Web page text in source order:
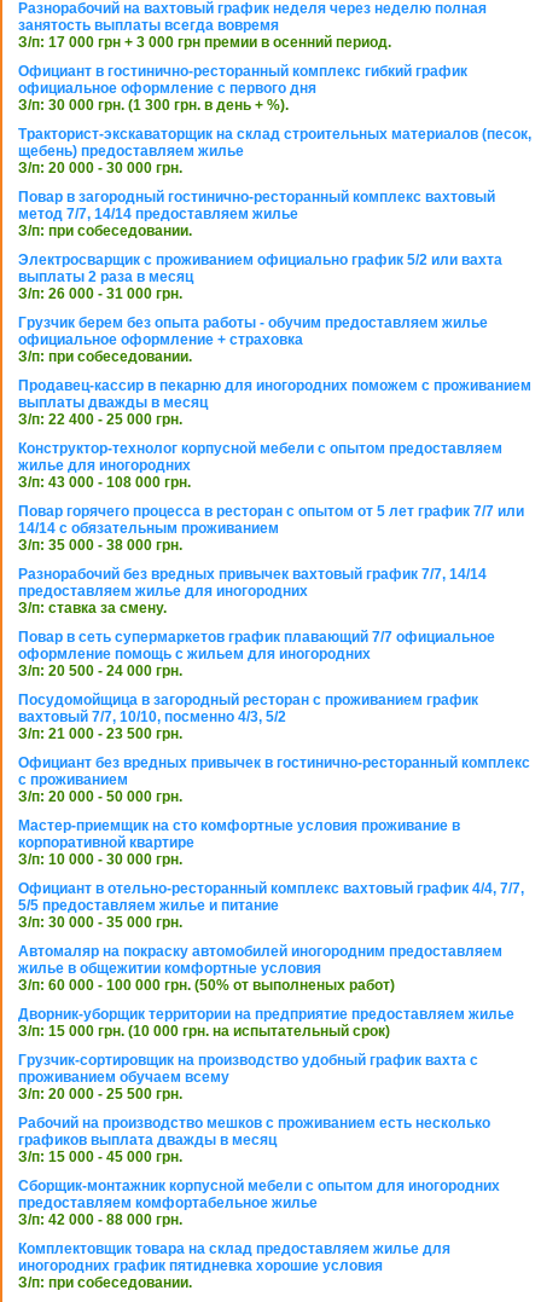
Разнорабочий на вахтовый график неделя через неделю полная
занятость выплаты всегда вовремя
З/п: 17 000 грн + 3 000 грн премии в осенний период.
Официант в гостинично-ресторанный комплекс гибкий график
официальное оформление с первого дня
З/п: 30 000 грн. (1 300 грн. в день + %).
Тракторист-экскаваторщик на склад строительных материалов (песок,
щебень) предоставляем жилье
З/п: 20 000 - 30 000 грн.
Повар в загородный гостинично-ресторанный комплекс вахтовый
метод 7/7, 14/14 предоставляем жилье
З/п: при собеседовании.
Электросварщик с проживанием официально график 5/2 или вахта
выплаты 2 раза в месяц
З/п: 26 000 - 31 000 грн.
Грузчик берем без опыта работы - обучим предоставляем жилье
официальное оформление + страховка
З/п: при собеседовании.
Продавец-кассир в пекарню для иногородних поможем с проживанием
выплаты дважды в месяц
З/п: 22 400 - 25 000 грн.
Конструктор-технолог корпусной мебели с опытом предоставляем
жилье для иногородних
З/п: 43 000 - 108 000 грн.
Повар горячего процесса в ресторан с опытом от 5 лет график 7/7 или
14/14 с обязательным проживанием
З/п: 35 000 - 38 000 грн.
Разнорабочий без вредных привычек вахтовый график 7/7, 14/14
предоставляем жилье для иногородних
З/п: ставка за смену.
Повар в сеть супермаркетов график плавающий 7/7 официальное
оформление помощь с жильем для иногородних
З/п: 20 500 - 24 000 грн.
Посудомойщица в загородный ресторан с проживанием график
вахтовый 7/7, 10/10, посменно 4/3, 5/2
З/п: 21 000 - 23 500 грн.
Официант без вредных привычек в гостинично-ресторанный комплекс
с проживанием
З/п: 20 000 - 50 000 грн.
Мастер-приемщик на сто комфортные условия проживание в
корпоративной квартире
З/п: 10 000 - 30 000 грн.
Официант в отельно-ресторанный комплекс вахтовый график 4/4, 7/7,
5/5 предоставляем жилье и питание
З/п: 30 000 - 35 000 грн.
Автомаляр на покраску автомобилей иногородним предоставляем
жилье в общежитии комфортные условия
З/п: 60 000 - 100 000 грн. (50% от выполненых работ)
Дворник-уборщик территории на предприятие предоставляем жилье
З/п: 15 000 грн. (10 000 грн. на испытательный срок)
Грузчик-сортировщик на производство удобный график вахта с
проживанием обучаем всему
З/п: 20 000 - 25 500 грн.
Рабочий на производство мешков с проживанием есть несколько
графиков выплата дважды в месяц
З/п: 15 000 - 45 000 грн.
Сборщик-монтажник корпусной мебели с опытом для иногородних
предоставляем комфортабельное жилье
З/п: 42 000 - 88 000 грн.
Комплектовщик товара на склад предоставляем жилье для
иногородних график пятидневка хорошие условия
З/п: при собеседовании.